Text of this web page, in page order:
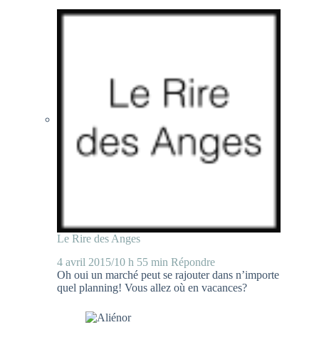
Le Rire des Anges
4 avril 2015/10 h 55 min Répondre
Oh oui un marché peut se rajouter dans n’importe
quel planning! Vous allez où en vacances?